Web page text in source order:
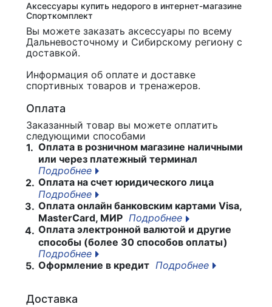
Аксессуары купить недорого в интернет-магазине
Спорткомплект
Вы можете заказать аксессуары по всему
Дальневосточному и Сибирскому региону с
доставкой.
Информация об оплате и доставке
спортивных товаров и тренажеров.
Оплата
Заказанный товар вы можете оплатить
следующими способами
1. Оплата в розничном магазине наличными
или через платежный терминал
Подробнее
2. Оплата на счет юридического лица
Подробнее
3. Оплата онлайн банковским картами Visa,
MasterCard, МИР Подробнее
4. Оплата электронной валютой и другие
способы (более 30 способов оплаты)
Подробнее
5. Оформление в кредит Подробнее
Доставка